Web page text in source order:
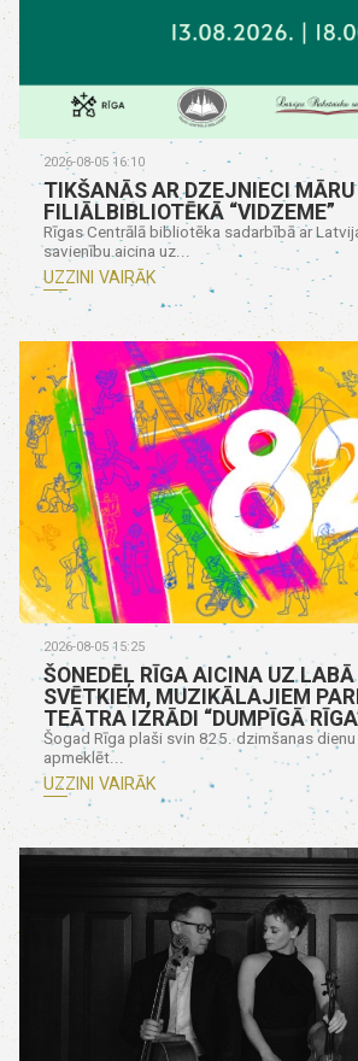
2026-08-05 16:10
TIKŠANĀS AR DZEJNIECI MĀRU
FILIĀLBIBLIOTĒKĀ “VIDZEME”
Rīgas Centrālā bibliotēka sadarbībā ar
savienību aicina uz...
UZZINI VAIRĀK
2026-08-05 15:25
ŠONEDĒĻ RĪGA AICINA UZ
SVĒTKIEM, MUZIKĀLAJIEM
TEĀTRA IZRĀDI “DUMPĪGĀ
Šogad Rīga plaši svin 825. dzimšanas
apmeklēt...
UZZINI VAIRĀK